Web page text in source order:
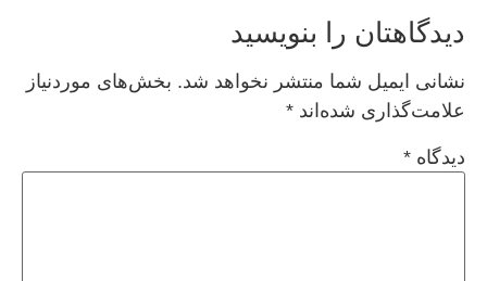
دیدگاهتان را بنویسید
نشانی ایمیل شما منتشر نخواهد شد. بخش‌های موردنیاز
علامت‌گذاری شده‌اند *
دیدگاه *